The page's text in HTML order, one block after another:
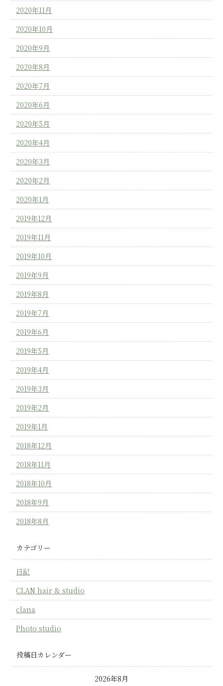
2020年11月
2020年10月
2020年9月
2020年8月
2020年7月
2020年6月
2020年5月
2020年4月
2020年3月
2020年2月
2020年1月
2019年12月
2019年11月
2019年10月
2019年9月
2019年8月
2019年7月
2019年6月
2019年5月
2019年4月
2019年3月
2019年2月
2019年1月
2018年12月
2018年11月
2018年10月
2018年9月
2018年8月
カテゴリー
日記
CLAN hair & studio
clana
Photo studio
投稿日カレンダー
2026年8月